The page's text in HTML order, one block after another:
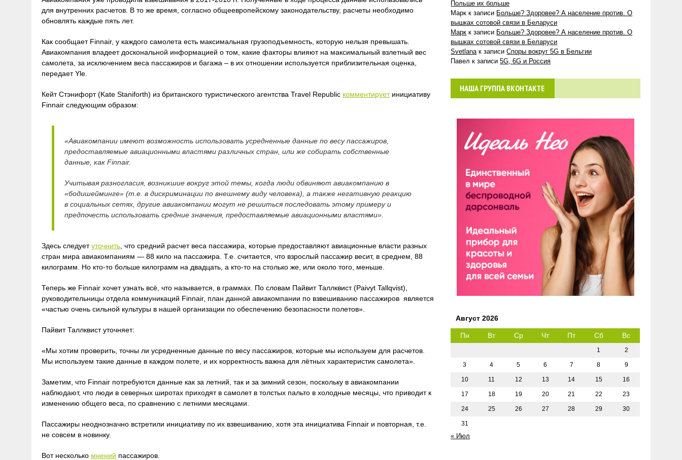
для внутренних расчетов. В то же время, согласно общеевропейскому законодательству, расчеты необходимо
обновлять каждые пять лет.
Как сообщает Finnair, у каждого самолета есть максимальная грузоподъемность, которую нельзя превышать.
Авиакомпания владеет доскональной информацией о том, какие факторы влияют на максимальный взлетный вес
самолета, за исключением веса пассажиров и багажа – в их отношении используется приблизительная оценка,
передает Yle.
Кейт Стэнифорт (Kate Staniforth) из британского туристического агентства Travel Republic комментируетинициативу
Finnair следующим образом:
«Авиакомпании имеют возможность использовать усредненные данные по весу пассажиров,
предоставляемые авиационными властями различных стран, или же собирать собственные
данные, как Finnair.
Учитывая разногласия, возникшие вокруг этой темы, когда люди обвиняют авиакомпанию в
«бодишейминге» (т.е. в дискриминации по внешнему виду человека), а также негативную реакцию
в социальных сетях, другие авиакомпании могут не решиться последовать этому примеру и
предпочесть использовать средние значения, предоставляемые авиационными властями».
Здесь следуетуточнить , что средний расчет веса пассажира, которые предоставляют авиационные власти разных
стран мира авиакомпаниям — 88 кило на пассажира. Т.е. считается, что взрослый пассажир весит, в среднем, 88
килограмм. Но кто-то больше килограмм на двадцать, а кто-то на столько же, или около того, меньше.
Теперь же Finnair хочет узнать всё, что называется, в граммах. По словам Пайвит Таллквист (Paivyt Tallqvist),
руководительницы отдела коммуникаций Finnair, план данной авиакомпании по взвешиванию пассажиров является
«частью очень сильной культуры в нашей организации по обеспечению безопасности полетов».
Пайвит Таллквист уточняет:
«Мы хотим проверить, точны ли усредненные данные по весу пассажиров, которые мы используем для расчетов.
Мы используем такие данные в каждом полете, и их корректность важна для лётных характеристик самолета».
Заметим, что Finnair потребуются данные как за летний, так и за зимний сезон, поскольку в авиакомпании
наблюдают, что люди в северных широтах приходят в самолет в толстых пальто в холодные месяцы, что приводит к
изменению общего веса, по сравнению с летними месяцами.
Пассажиры неоднозначно встретили инициативу по их взвешиванию, хотя эта инициатива Finnair и повторная, т.е.
не совсем в новинку.
Вот несколько мнений пассажиров.
Польше их больше
Марк к записи Больше? Здоровее? А население против. О
вышках сотовой связи в Беларуси
Марк к записи Больше? Здоровее? А население против. О
вышках сотовой связи в Беларуси
Svetlana к записиСпоры вокруг 5G в Бельгии
Павел к записи5G, 6G и Россия
НАША ГРУППА ВКОНТАКТЕ
Август 2026
Пн Вт Ср Чт Пт Сб Вс
1 2
3 4 5 6 7 8 9
10 11 12 13 14 15 16
17 18 19 20 21 22 23
24 25 26 27 28 29 30
31
« Июл